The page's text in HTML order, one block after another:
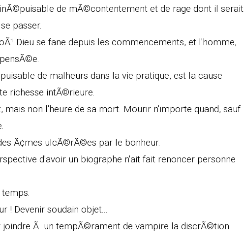
de mÃ©contentement et de rage dont il serait
passer.
Dieu se fane depuis les commencements, et l'homme,
de malheurs dans la vie pratique, est la cause
richesse intÃ©rieure.
non l'heure de sa mort. Mourir n'importe quand, sauf
Ã¢mes ulcÃ©rÃ©es par le bonheur.
d'avoir un biographe n'ait fait renoncer personne
! Devenir soudain objet...
joindre Ã un tempÃ©rament de vampire la discrÃ©tion